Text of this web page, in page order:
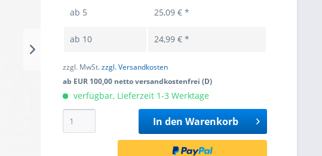
ab 5 25,09 € *
ab 10 24,99 € *
zzgl. MwSt.zzgl. Versandkosten
ab EUR 100,00 netto versandkostenfrei (D)
verfügbar, Lieferzeit 1-3 Werktage
In den Warenkorb